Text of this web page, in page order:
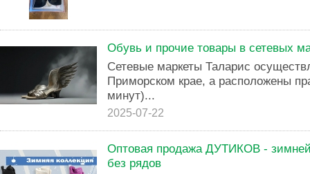
Обувь и прочие товары в сетевых
Сетевые маркеты Таларис
Приморском крае, а расположены
минут)...
2025-07-22
Оптовая продажа ДУТИКОВ -
без рядов